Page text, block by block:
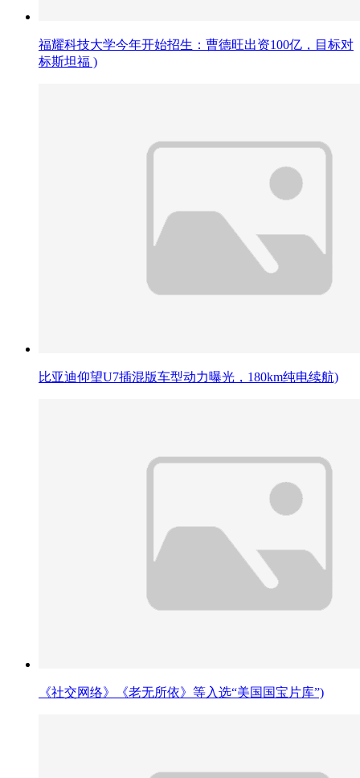
福耀科技大学今年开始招生：曹德旺出资100亿，目标对
标斯坦福 )
比亚迪仰望U7插混版车型动力曝光，180km纯电续航)
《社交网络》《老无所依》等入选“美国国宝片库”)